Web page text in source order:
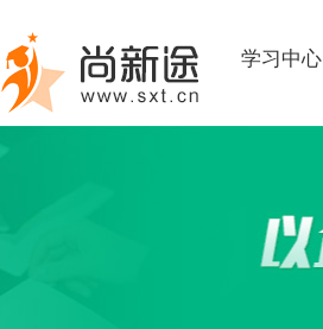
学习中心